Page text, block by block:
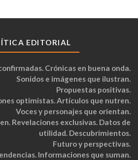
EDITORIAL
Crónicas en buena onda.
Sonidos e imágenes que ilustran.
Propuestas positivas.
optimistas. Artículos que nutren.
Voces y personajes que orientan.
Revelaciones exclusivas. Datos de
utilidad. Descubrimientos.
Futuro y perspectivas.
Informaciones que suman.